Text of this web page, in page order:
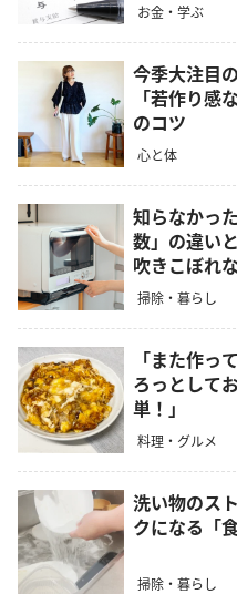
お金・学ぶ
今季大注目
「若作り感
のコツ
心と体
知らなかっ
数」の違い
吹きこぼれ
掃除・暮らし
「また作っ
ろっとして
単！」
料理・グルメ
洗い物のス
クになる「
掃除・暮らし